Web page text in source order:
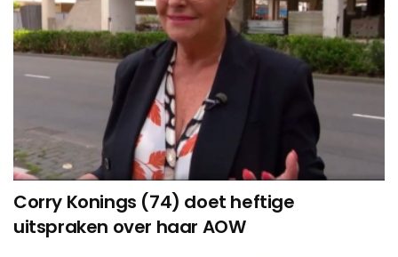
Corry Konings (74) doet heftige
uitspraken over haar AOW